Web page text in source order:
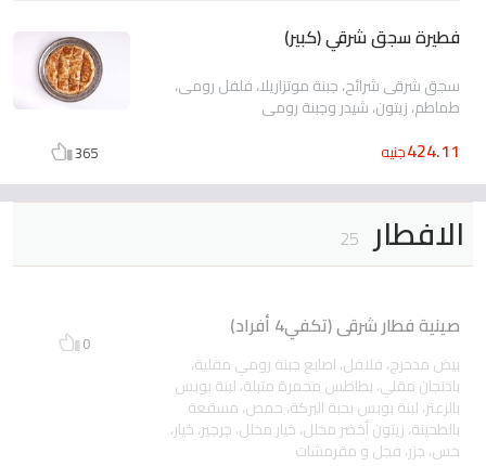
فطيرة سجق شرقي (كبير)
سجق شرقى شرائح، جبنة موتزاريلا، فلفل رومى،
طماطم، زيتون، شيدر وجبنة رومي
424.11جنيه 365
الافطار 25
صينية فطار شرقى (تكفي4 أفراد)
بيض مدحرج، فلافل، اصابع جبنة رومي مقلية،
باذنجان مقلي، بطاطس محمرة متبلة، لبنة بوبس
بالزعتر، لبنة بوبس بحبة البركة، حمص، مسقعة
بالطحينة، زيتون أخضر مخلل، خيار مخلل، جرجير، خيار،
خس، جزر، فجل و مقرمشات
0